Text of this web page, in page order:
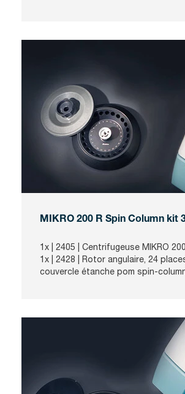
MIKRO 200 R Spin Column kit
1x | 2405 | Centrifugeuse MIKRO
1x |
2428
| Rotor angulaire, 24
couvercle étanche pom spin-